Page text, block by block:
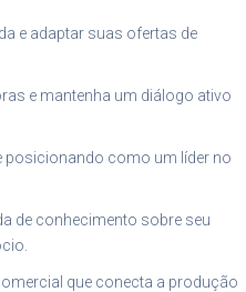
e adaptar suas ofertas de
e mantenha um diálogo ativo
posicionando como um líder no
de conhecimento sobre seu
que conecta a produção